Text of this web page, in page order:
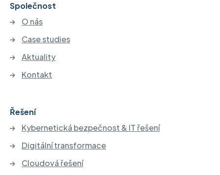
Společnost
O nás
Case studies
Aktuality
Kontakt
Řešení
Kybernetická bezpečnost & IT řešení
Digitální transformace
Cloudová řešení